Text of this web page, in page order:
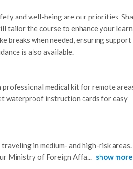
and well-being are our priorities.
tailor the course to enhance your
breaks when needed, ensuring support
is also available.
professional medical kit for remote
waterproof instruction cards for easy
in medium- and high-risk
Ministry of Foreign Affa... show more